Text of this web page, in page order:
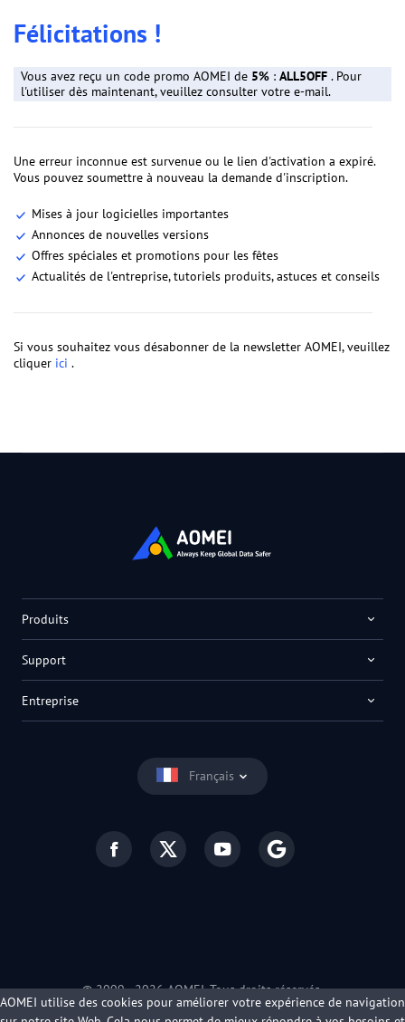
Félicitations !
Vous avez reçu un code promo AOMEI de 5% : ALL5OFF . Pour
l'utiliser dès maintenant, veuillez consulter votre e-mail.
Une erreur inconnue est survenue ou le lien d'activation a expiré.
Vous pouvez soumettre à nouveau la demande d'inscription.
Mises à jour logicielles importantes
Annonces de nouvelles versions
Offres spéciales et promotions pour les fêtes
Actualités de l'entreprise, tutoriels produits, astuces et conseils
Si vous souhaitez vous désabonner de la newsletter AOMEI, veuillez
cliquer ici .
Français
Produits
Support
Entreprise
© 2009 -2026AOMEI. Tous droits réservés.
Politique de confidentialité
Conditions d’utilisation
AOMEI utilise des cookies pour améliorer votre expérience de navigation